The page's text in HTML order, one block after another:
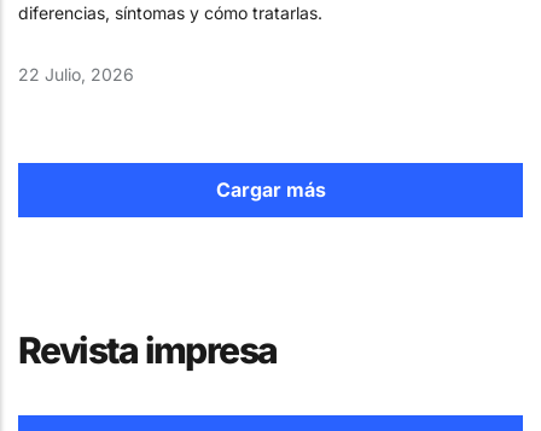
diferencias, síntomas y cómo tratarlas.
22 Julio, 2026
Cargar más
Revista impresa